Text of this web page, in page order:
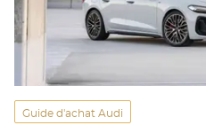
Guide d'achat Audi